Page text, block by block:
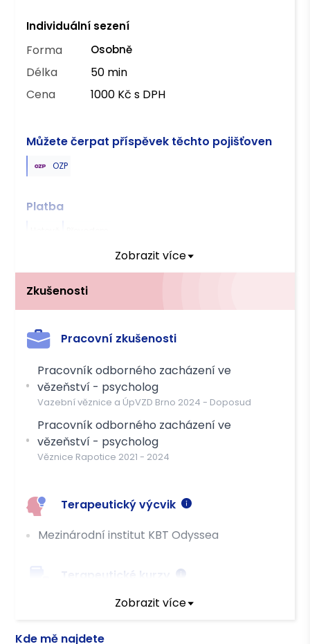
Individuální sezení
Forma Osobně
Délka
50 min
Cena
1000 Kč s DPH
Můžete čerpat příspěvek těchto pojišťoven
OZP
Platba
Zobrazit více
Zkušenosti
Pracovní zkušenosti
Pracovník odborného zacházení ve
vězeňství - psycholog
Vazební věznice a ÚpVZD Brno 2024 - Doposud
Pracovník odborného zacházení ve
vězeňství - psycholog
Věznice Rapotice 2021 - 2024
Terapeutický výcvik
Mezinárodní institut KBT Odyssea
Terapeutické kurzy
Kurz kompletní krizové intervence (150 hod)
Zobrazit více
Kde mě najdete